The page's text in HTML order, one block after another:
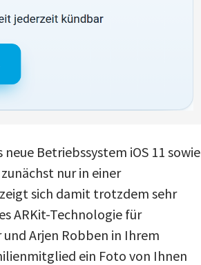
Betriebssystem iOS 11 sowie
nur in einer
sich damit trotzdem sehr
ARKit-Technologie für
Arjen Robben in Ihrem
ein Foto von Ihnen